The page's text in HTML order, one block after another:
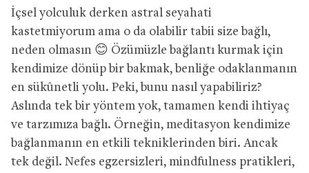
İçsel yolculuk derken astral seyahati
kastetmiyorum ama o da olabilir tabii size bağlı,
neden olmasın 😊 Özümüzle bağlantı kurmak için
kendimize dönüp bir bakmak, benliğe odaklanmanın
en sükûnetli yolu. Peki, bunu nasıl yapabiliriz?
Aslında tek bir yöntem yok, tamamen kendi ihtiyaç
ve tarzımıza bağlı. Örneğin, meditasyon kendimize
bağlanmanın en etkili tekniklerinden biri. Ancak
tek değil. Nefes egzersizleri, mindfulness pratikleri,